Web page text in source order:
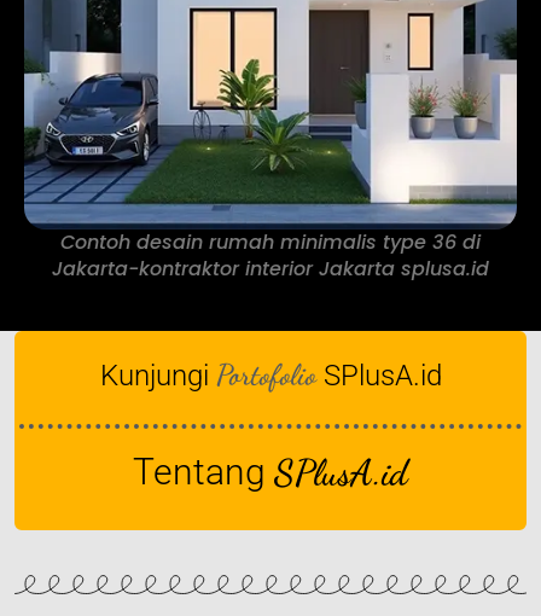
Contoh desain rumah minimalis type 36 di
Jakarta-kontraktor interior Jakarta splusa.id
Kunjungi Portofolio SPlusA.id
Tentang SPlusA.id